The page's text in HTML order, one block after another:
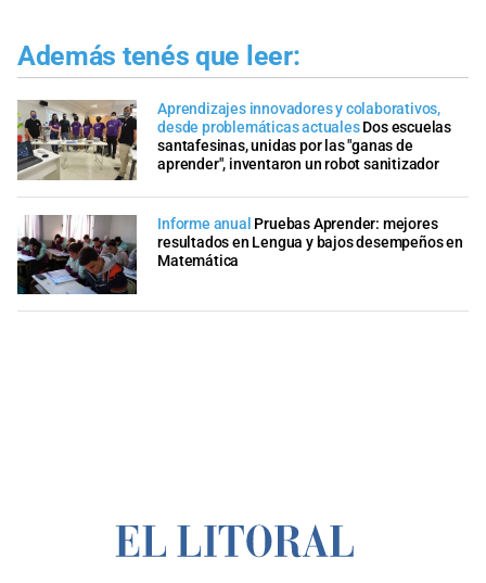
Además tenés que leer:
Aprendizajes innovadores y colaborativos,
desde problemáticas actuales Dos escuelas
santafesinas, unidas por las "ganas de
aprender", inventaron un robot sanitizador
Informe anual Pruebas Aprender: mejores
resultados en Lengua y bajos desempeños en
Matemática